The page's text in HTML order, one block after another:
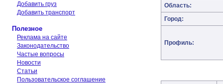
Добавить груз
Добавить транспорт
Полезное
Реклама на сайте
Законодательство
Частые вопросы
Новости
Статьи
Пользовательское соглашение
Область:
Город:
Профиль: